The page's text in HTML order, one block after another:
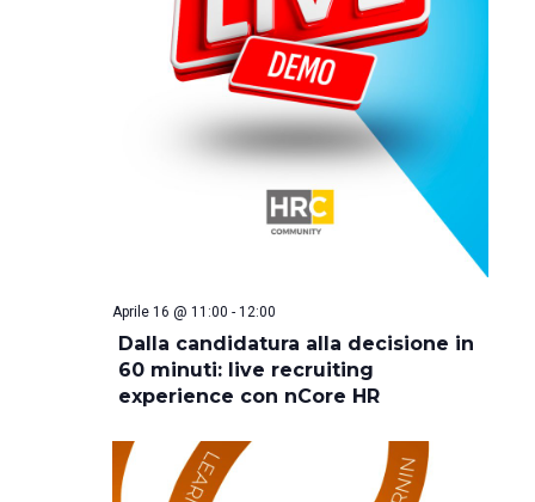
Aprile 16 @ 11:00 - 12:00
Dalla candidatura alla decisione in
60 minuti: live recruiting
experience con nCore HR